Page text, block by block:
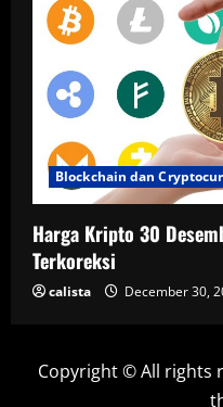
Blockchain dan
Harga Kripto 30
Terkoreksi
calista December 30,
Copyright © All rights